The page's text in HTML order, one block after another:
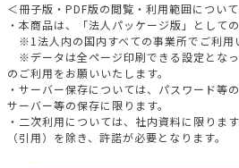
＜冊子版・PDF版の閲覧・利用範囲につい
・本商品は、「法人パッケージ版」として
※1法人内の国内すべての事業所でご利用
※データは全ページ印刷できる設定とな
のご利用をお願いいたします。
・サーバー保存については、パスワード等
サーバー等の保存に限ります。
・二次利用については、社内資料に限りま
（引用）を除き、許諾が必要となります。